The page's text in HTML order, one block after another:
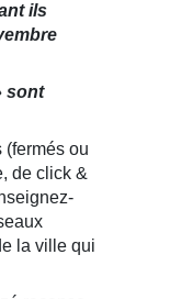
ils
sont
(fermés ou
de click &
la ville qui